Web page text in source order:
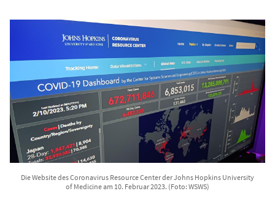
Die Website des Coronavirus Resource Center der Johns Hopkins University
of Medicine am 10. Februar 2023. (Foto: WSWS)